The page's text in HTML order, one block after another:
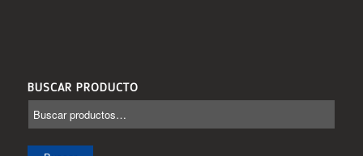
BUSCAR PRODUCTO